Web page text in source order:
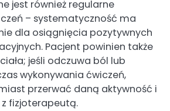
jest również regularne
– systematyczność ma
dla osiągnięcia pozytywnych
Pacjent powinien także
jeśli odczuwa ból lub
wykonywania ćwiczeń,
przerwać daną aktywność i
fizjoterapeutą.